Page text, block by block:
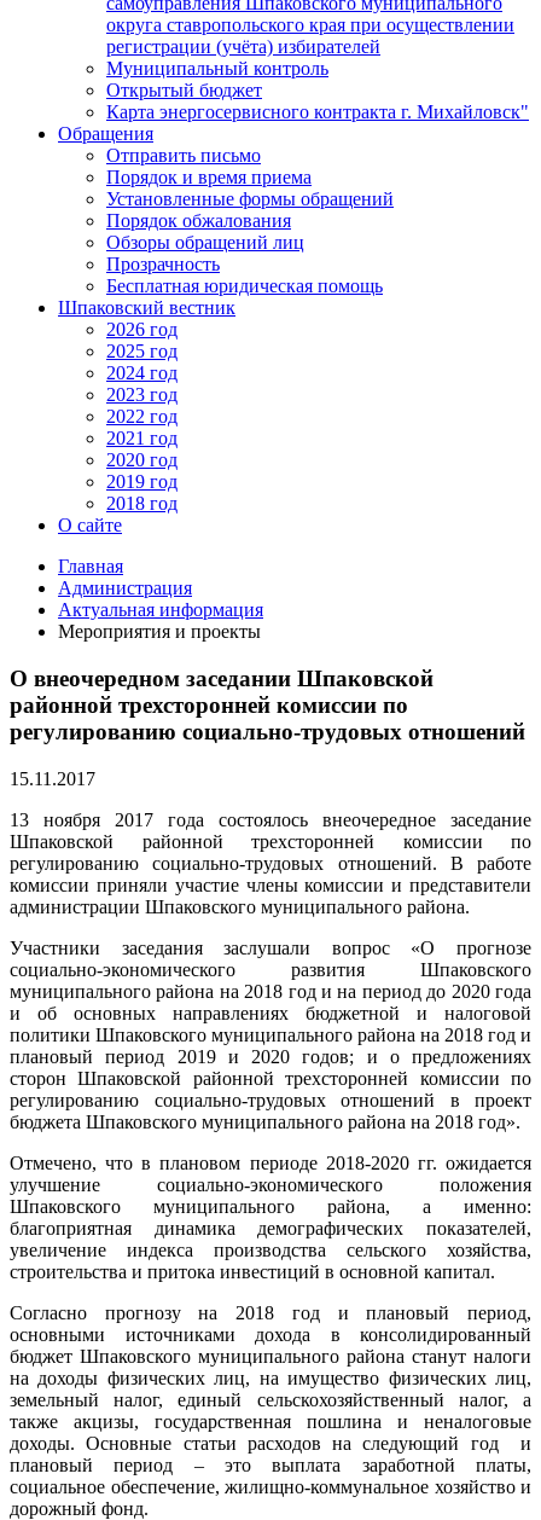
округа ставропольского края при осуществлении
регистрации (учёта) избирателей
Муниципальный контроль
Открытый бюджет
Карта энергосервисного контракта г. Михайловск"
Обращения
Отправить письмо
Порядок и время приема
Установленные формы обращений
Порядок обжалования
Обзоры обращений лиц
Прозрачность
Бесплатная юридическая помощь
Шпаковский вестник
2026 год
2025 год
2024 год
2023 год
2022 год
2021 год
2020 год
2019 год
2018 год
О сайте
Главная
Администрация
Актуальная информация
Мероприятия и проекты
О внеочередном заседании Шпаковской
районной трехсторонней комиссии по
регулированию социально-трудовых отношений
15.11.2017
13 ноября 2017 года состоялось внеочередное заседание
Шпаковской районной трехсторонней комиссии по
регулированию социально-трудовых отношений. В работе
комиссии приняли участие члены комиссии и представители
администрации Шпаковского муниципального района.
Участники заседания заслушали вопрос «О прогнозе
социально-экономического развития Шпаковского
муниципального района на 2018 год и на период до 2020 года
и об основных направлениях бюджетной и налоговой
политики Шпаковского муниципального района на 2018 год и
плановый период 2019 и 2020 годов; и о предложениях
сторон Шпаковской районной трехсторонней комиссии по
регулированию социально-трудовых отношений в проект
бюджета Шпаковского муниципального района на 2018 год».
Отмечено, что в плановом периоде 2018-2020 гг. ожидается
улучшение социально-экономического положения
Шпаковского муниципального района, а именно:
благоприятная динамика демографических показателей,
увеличение индекса производства сельского хозяйства,
строительства и притока инвестиций в основной капитал.
Согласно прогнозу на 2018 год и плановый период,
основными источниками дохода в консолидированный
бюджет Шпаковского муниципального района станут налоги
на доходы физических лиц, на имущество физических лиц,
земельный налог, единый сельскохозяйственный налог, а
также акцизы, государственная пошлина и неналоговые
доходы. Основные статьи расходов на следующий год и
плановый период – это выплата заработной платы,
социальное обеспечение, жилищно-коммунальное хозяйство и
дорожный фонд.